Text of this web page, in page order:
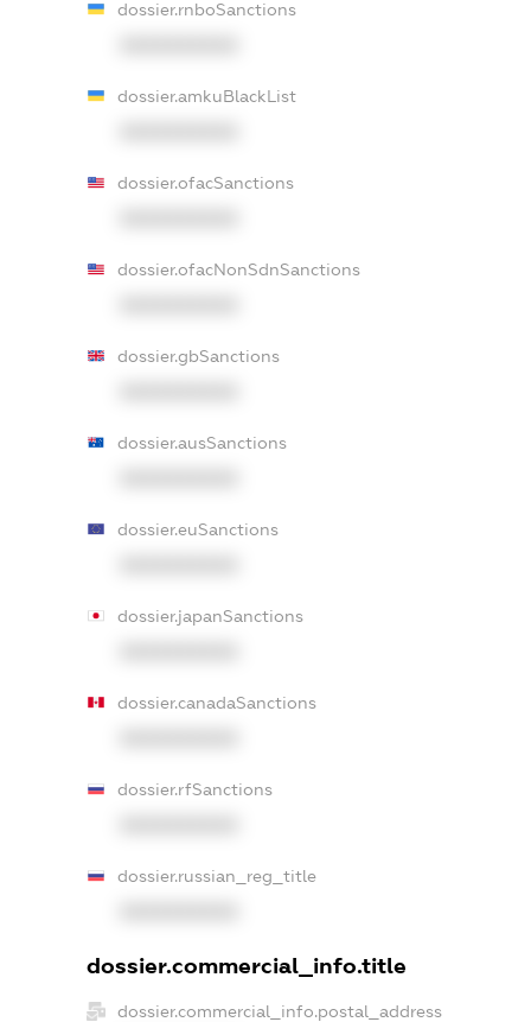
dossier.rnboSanctions
dossier.amkuBlackList
dossier.ofacSanctions
dossier.ofacNonSdnSanctions
dossier.gbSanctions
dossier.ausSanctions
dossier.euSanctions
dossier.japanSanctions
dossier.canadaSanctions
dossier.rfSanctions
dossier.russian_reg_title
dossier.commercial_info.title
dossier.commercial_info.postal_address